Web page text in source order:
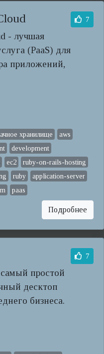
- лучшая
(PaaS) для
приложений,
7
хранилище
aws
development
ec2
ruby-on-rails-hosting
ruby
application-server
paas
Подробнее
простой
десктоп
бизнеса.
7